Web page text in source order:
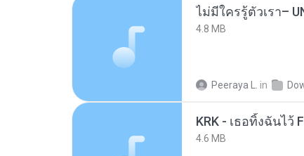
4.8 MB
Peeraya L. in
4.6 MB